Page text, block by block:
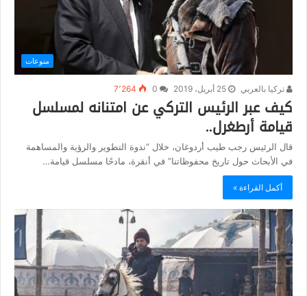
منوعات
تركيا بالعربي 25 أبريل، 2019 7٬264
كيف عبر الرئيس التركي عن امتنانه لمسلسل
قيامة أرطغرل..
قال الرئيس رجب طيب أردوغان، خلال “ندوة التطوير والرؤية والمساهمة
في الأبحاث حول تاريخ محفوظاتنا” في أنقرة، مادحًا مسلسل قيامة…
أكمل القراءة »